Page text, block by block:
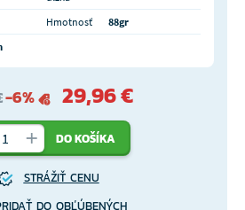
Hmotnosť
88gr
-6% 29,96 €
DO KOŠÍKA
STRÁŽIŤ CENU
DO OBĽÚBENÝCH